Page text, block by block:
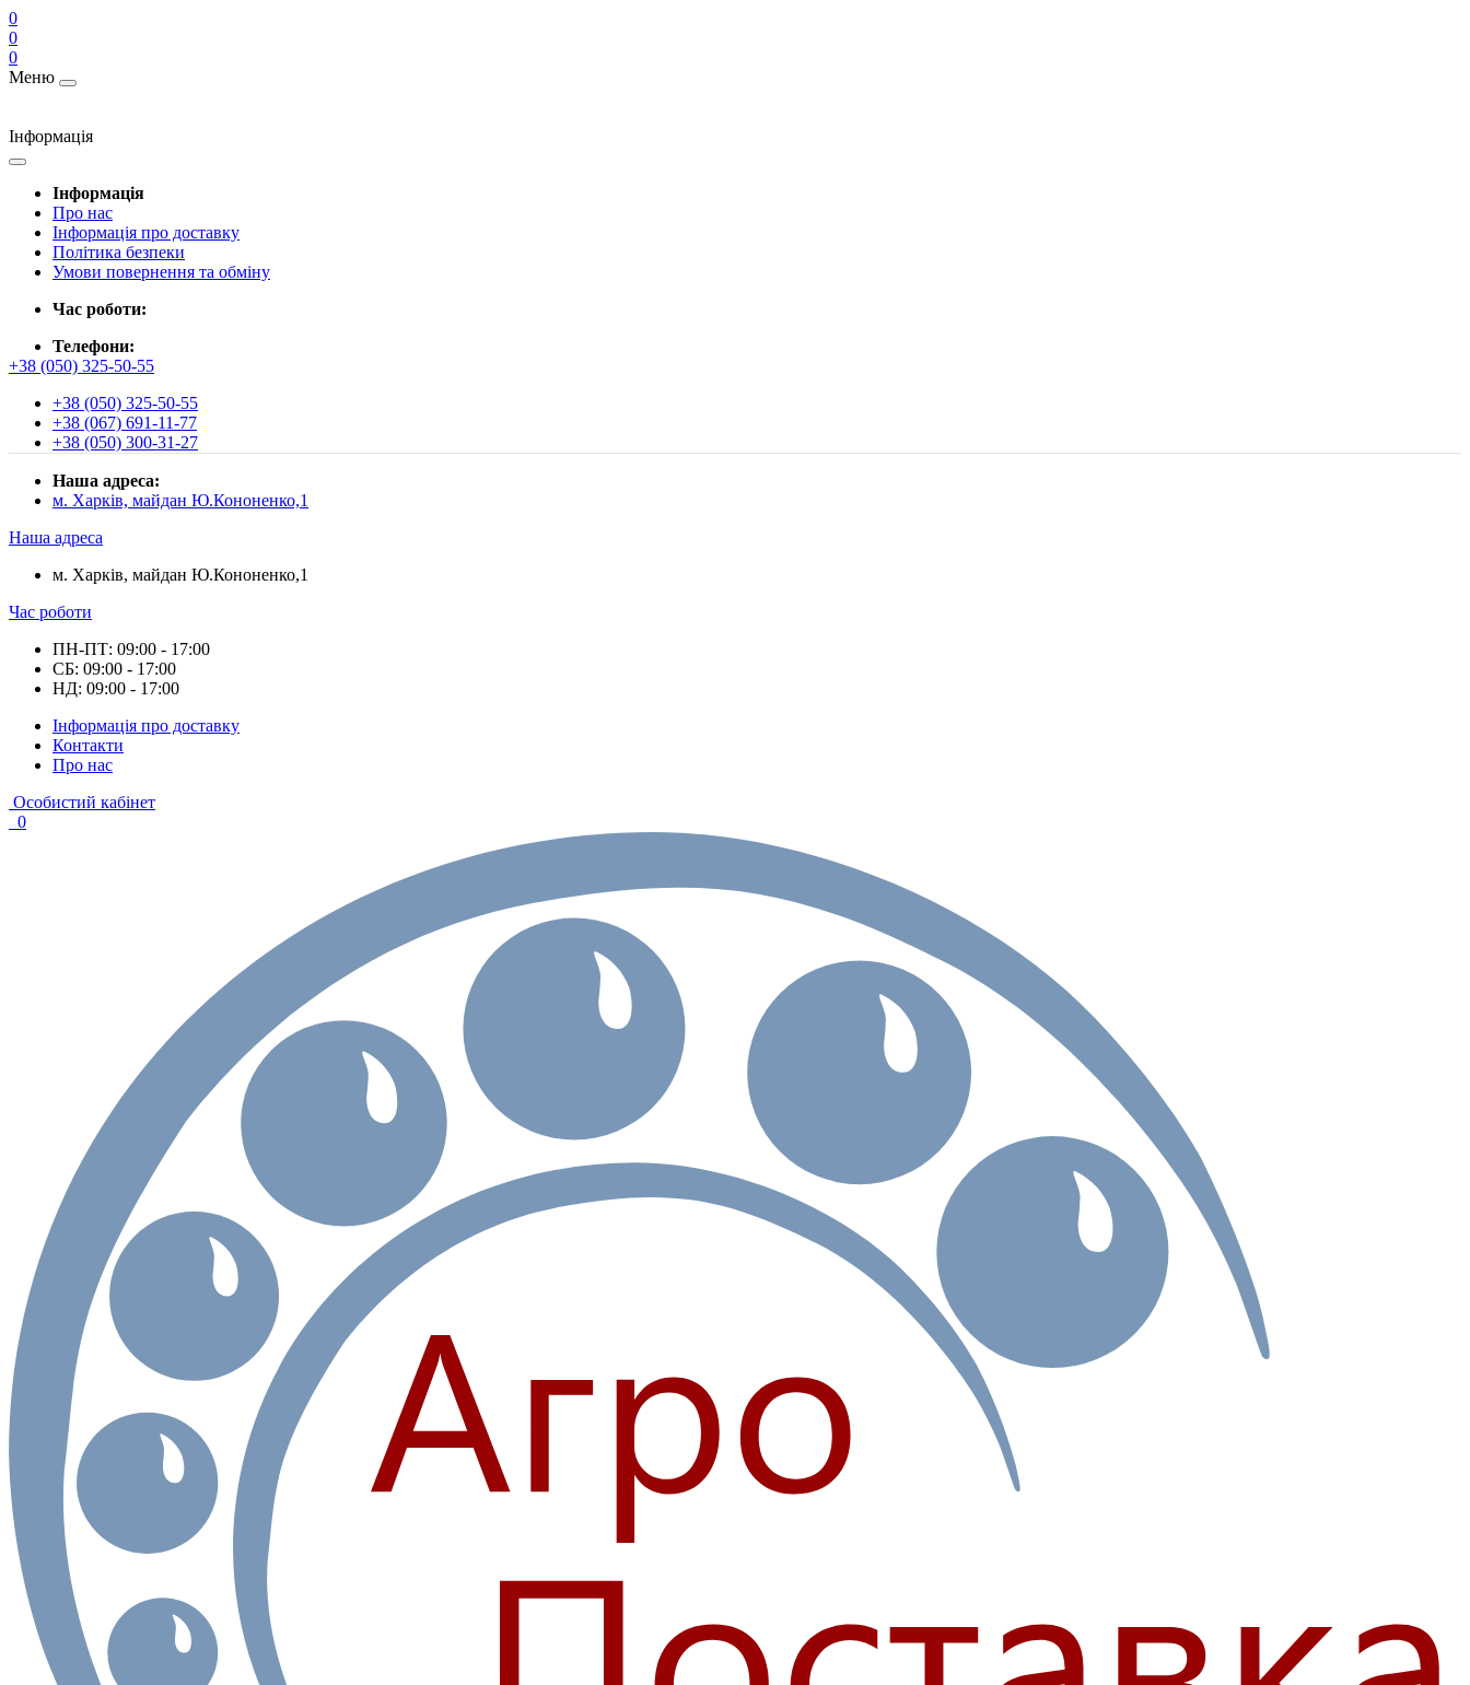
0
0
0
Меню
Інформація
Інформація
Про нас
Інформація про доставку
Політика безпеки
Умови повернення та обміну
Час роботи:
Телефони:
+38 (050) 325-50-55
+38 (050) 325-50-55
+38 (067) 691-11-77
+38 (050) 300-31-27
Наша адреса:
м. Харків, майдан Ю.Кононенко,1
Наша адреса
м. Харків, майдан Ю.Кононенко,1
Час роботи
ПН-ПТ: 09:00 - 17:00
СБ: 09:00 - 17:00
НД: 09:00 - 17:00
Інформація про доставку
Контакти
Про нас
Особистий кабінет
0